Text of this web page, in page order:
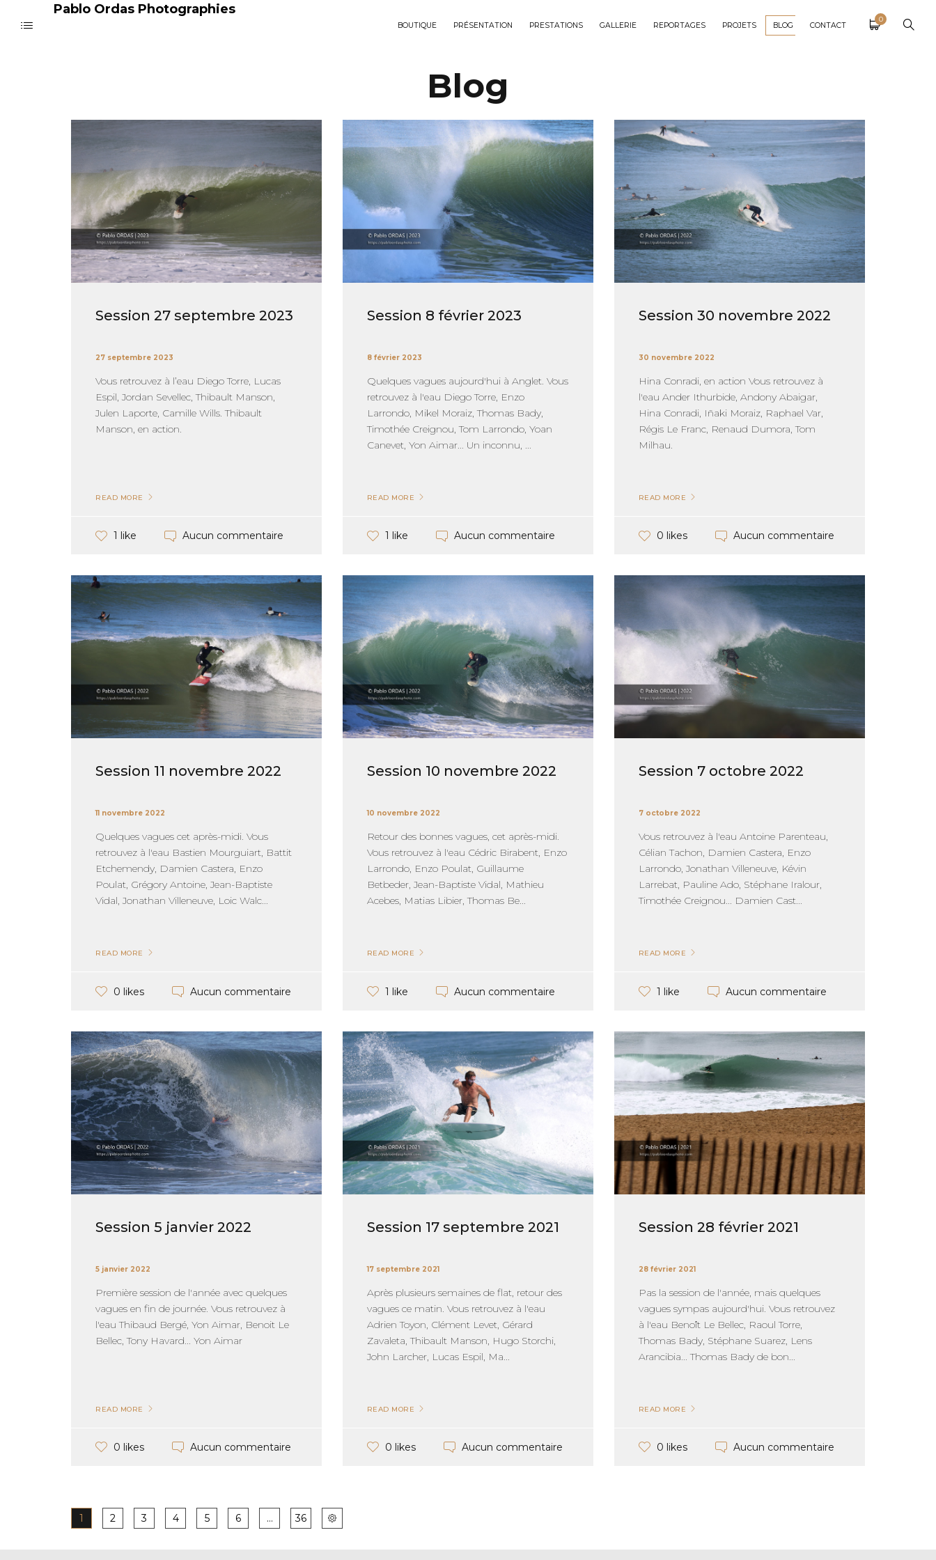
Pablo Ordas Photographies
BOUTIQUE PRÉSENTATION PRESTATIONS GALLERIE REPORTAGES PROJETS BLOG CONTACT
0
Blog
Session 27 septembre 2023
27 septembre 2023
Vous retrouvez à l’eau Diego Torre, Lucas
Espil, Jordan Sevellec, Thibault Manson,
Julen Laporte, Camille Wills. Thibault
Manson, en action.
READ MORE
1 like Aucun commentaire
Session 8 février 2023
8 février 2023
Quelques vagues aujourd'hui à Anglet. Vous
retrouvez à l'eau Diego Torre, Enzo
Larrondo, Mikel Moraiz, Thomas Bady,
Timothée Creignou, Tom Larrondo, Yoan
Canevet, Yon Aimar... Un inconnu, ...
READ MORE
1 like Aucun commentaire
Session 30 novembre 2022
30 novembre 2022
Hina Conradi, en action Vous retrouvez à
l'eau Ander Ithurbide, Andony Abaigar,
Hina Conradi, Iñaki Moraiz, Raphael Var,
Régis Le Franc, Renaud Dumora, Tom
Milhau.
READ MORE
0 likes Aucun commentaire
Session 11 novembre 2022
11 novembre 2022
Quelques vagues cet après-midi. Vous
retrouvez à l'eau Bastien Mourguiart, Battit
Etchemendy, Damien Castera, Enzo
Poulat, Grégory Antoine, Jean-Baptiste
Vidal, Jonathan Villeneuve, Loic Walc...
READ MORE
0 likes Aucun commentaire
Session 10 novembre 2022
10 novembre 2022
Retour des bonnes vagues, cet après-midi.
Vous retrouvez à l'eau Cédric Birabent, Enzo
Larrondo, Enzo Poulat, Guillaume
Betbeder, Jean-Baptiste Vidal, Mathieu
Acebes, Matias Libier, Thomas Be...
READ MORE
1 like Aucun commentaire
Session 7 octobre 2022
7 octobre 2022
Vous retrouvez à l'eau Antoine Parenteau,
Célian Tachon, Damien Castera, Enzo
Larrondo, Jonathan Villeneuve, Kévin
Larrebat, Pauline Ado, Stéphane Iralour,
Timothée Creignou... Damien Cast...
READ MORE
1 like Aucun commentaire
Session 5 janvier 2022
5 janvier 2022
Première session de l'année avec quelques
vagues en fin de journée. Vous retrouvez à
l'eau Thibaud Bergé, Yon Aimar, Benoit Le
Bellec, Tony Havard... Yon Aimar
READ MORE
0 likes Aucun commentaire
Session 17 septembre 2021
17 septembre 2021
Après plusieurs semaines de flat, retour des
vagues ce matin. Vous retrouvez à l'eau
Adrien Toyon, Clément Levet, Gérard
Zavaleta, Thibault Manson, Hugo Storchi,
John Larcher, Lucas Espil, Ma...
READ MORE
0 likes Aucun commentaire
Session 28 février 2021
28 février 2021
Pas la session de l'année, mais quelques
vagues sympas aujourd'hui. Vous retrouvez
à l'eau Benoît Le Bellec, Raoul Torre,
Thomas Bady, Stéphane Suarez, Lens
Arancibia... Thomas Bady de bon...
READ MORE
0 likes Aucun commentaire
1 2 3 4 5 6 … 36